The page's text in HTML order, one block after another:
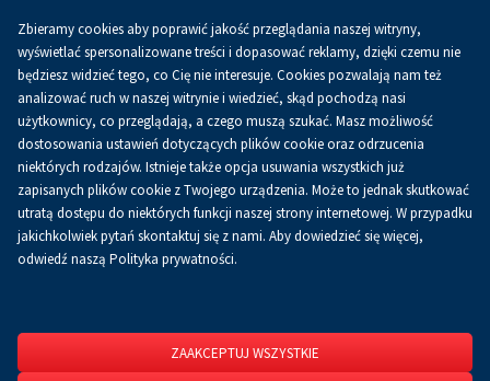
0.00 złKoszykPL
Strona główna O firmie Aktualności
Aktualności
Zbieramy cookies aby poprawić jakość przeglądania naszej witryny,
wyświetlać spersonalizowane treści i dopasować reklamy, dzięki czemu nie
będziesz widzieć tego, co Cię nie interesuje. Cookies pozwalają nam też
analizować ruch w naszej witrynie i wiedzieć, skąd pochodzą nasi
użytkownicy, co przeglądają, a czego muszą szukać. Masz możliwość
dostosowania ustawień dotyczących plików cookie oraz odrzucenia
niektórych rodzajów. Istnieje także opcja usuwania wszystkich już
zapisanych plików cookie z Twojego urządzenia. Może to jednak skutkować
utratą dostępu do niektórych funkcji naszej strony internetowej. W przypadku
jakichkolwiek pytań skontaktuj się z nami. Aby dowiedzieć się więcej,
odwiedź naszą Polityka prywatności.
ZAAKCEPTUJ WSZYSTKIE